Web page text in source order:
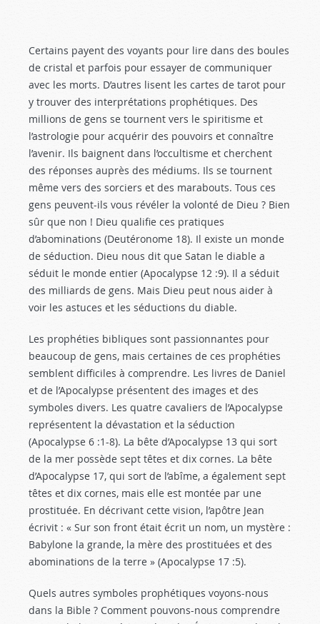
Certains payent des voyants pour lire dans des boules
de cristal et parfois pour essayer de communiquer
avec les morts. D’autres lisent les cartes de tarot pour
y trouver des interprétations prophétiques. Des
millions de gens se tournent vers le spiritisme et
l’astrologie pour acquérir des pouvoirs et connaître
l’avenir. Ils baignent dans l’occultisme et cherchent
des réponses auprès des médiums. Ils se tournent
même vers des sorciers et des marabouts. Tous ces
gens peuvent-ils vous révéler la volonté de Dieu ? Bien
sûr que non ! Dieu qualifie ces pratiques
d’abominations (Deutéronome 18). Il existe un monde
de séduction. Dieu nous dit que Satan le diable a
séduit le monde entier (Apocalypse 12 :9). Il a séduit
des milliards de gens. Mais Dieu peut nous aider à
voir les astuces et les séductions du diable.
Les prophéties bibliques sont passionnantes pour
beaucoup de gens, mais certaines de ces prophéties
semblent difficiles à comprendre. Les livres de Daniel
et de l’Apocalypse présentent des images et des
symboles divers. Les quatre cavaliers de l’Apocalypse
représentent la dévastation et la séduction
(Apocalypse 6 :1-8). La bête d’Apocalypse 13 qui sort
de la mer possède sept têtes et dix cornes. La bête
d’Apocalypse 17, qui sort de l’abîme, a également sept
têtes et dix cornes, mais elle est montée par une
prostituée. En décrivant cette vision, l’apôtre Jean
écrivit : « Sur son front était écrit un nom, un mystère :
Babylone la grande, la mère des prostituées et des
abominations de la terre » (Apocalypse 17 :5).
Quels autres symboles prophétiques voyons-nous
dans la Bible ? Comment pouvons-nous comprendre